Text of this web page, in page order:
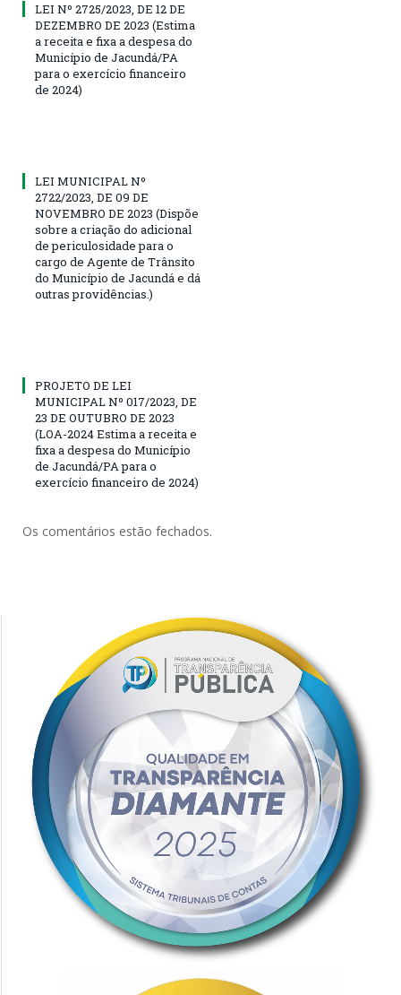
LEI Nº 2725/2023, DE 12 DE
DEZEMBRO DE 2023 (Estima
a receita e fixa a despesa do
Município de Jacundá/PA
para o exercício financeiro
de 2024)
LEI MUNICIPAL Nº
2722/2023, DE 09 DE
NOVEMBRO DE 2023 (Dispõe
sobre a criação do adicional
de periculosidade para o
cargo de Agente de Trânsito
do Município de Jacundá e dá
outras providências.)
PROJETO DE LEI
MUNICIPAL Nº 017/2023, DE
23 DE OUTUBRO DE 2023
(LOA-2024 Estima a receita e
fixa a despesa do Município
de Jacundá/PA para o
exercício financeiro de 2024)
Os comentários estão fechados.